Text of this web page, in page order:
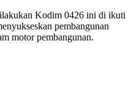
Kodim 0426 ini di ikuti
pembangunan
motor pembangunan.